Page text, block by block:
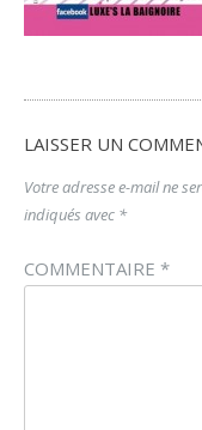
LAISSER UN
Votre adresse e-mail ne
indiqués avec *
COMMENTAIRE *